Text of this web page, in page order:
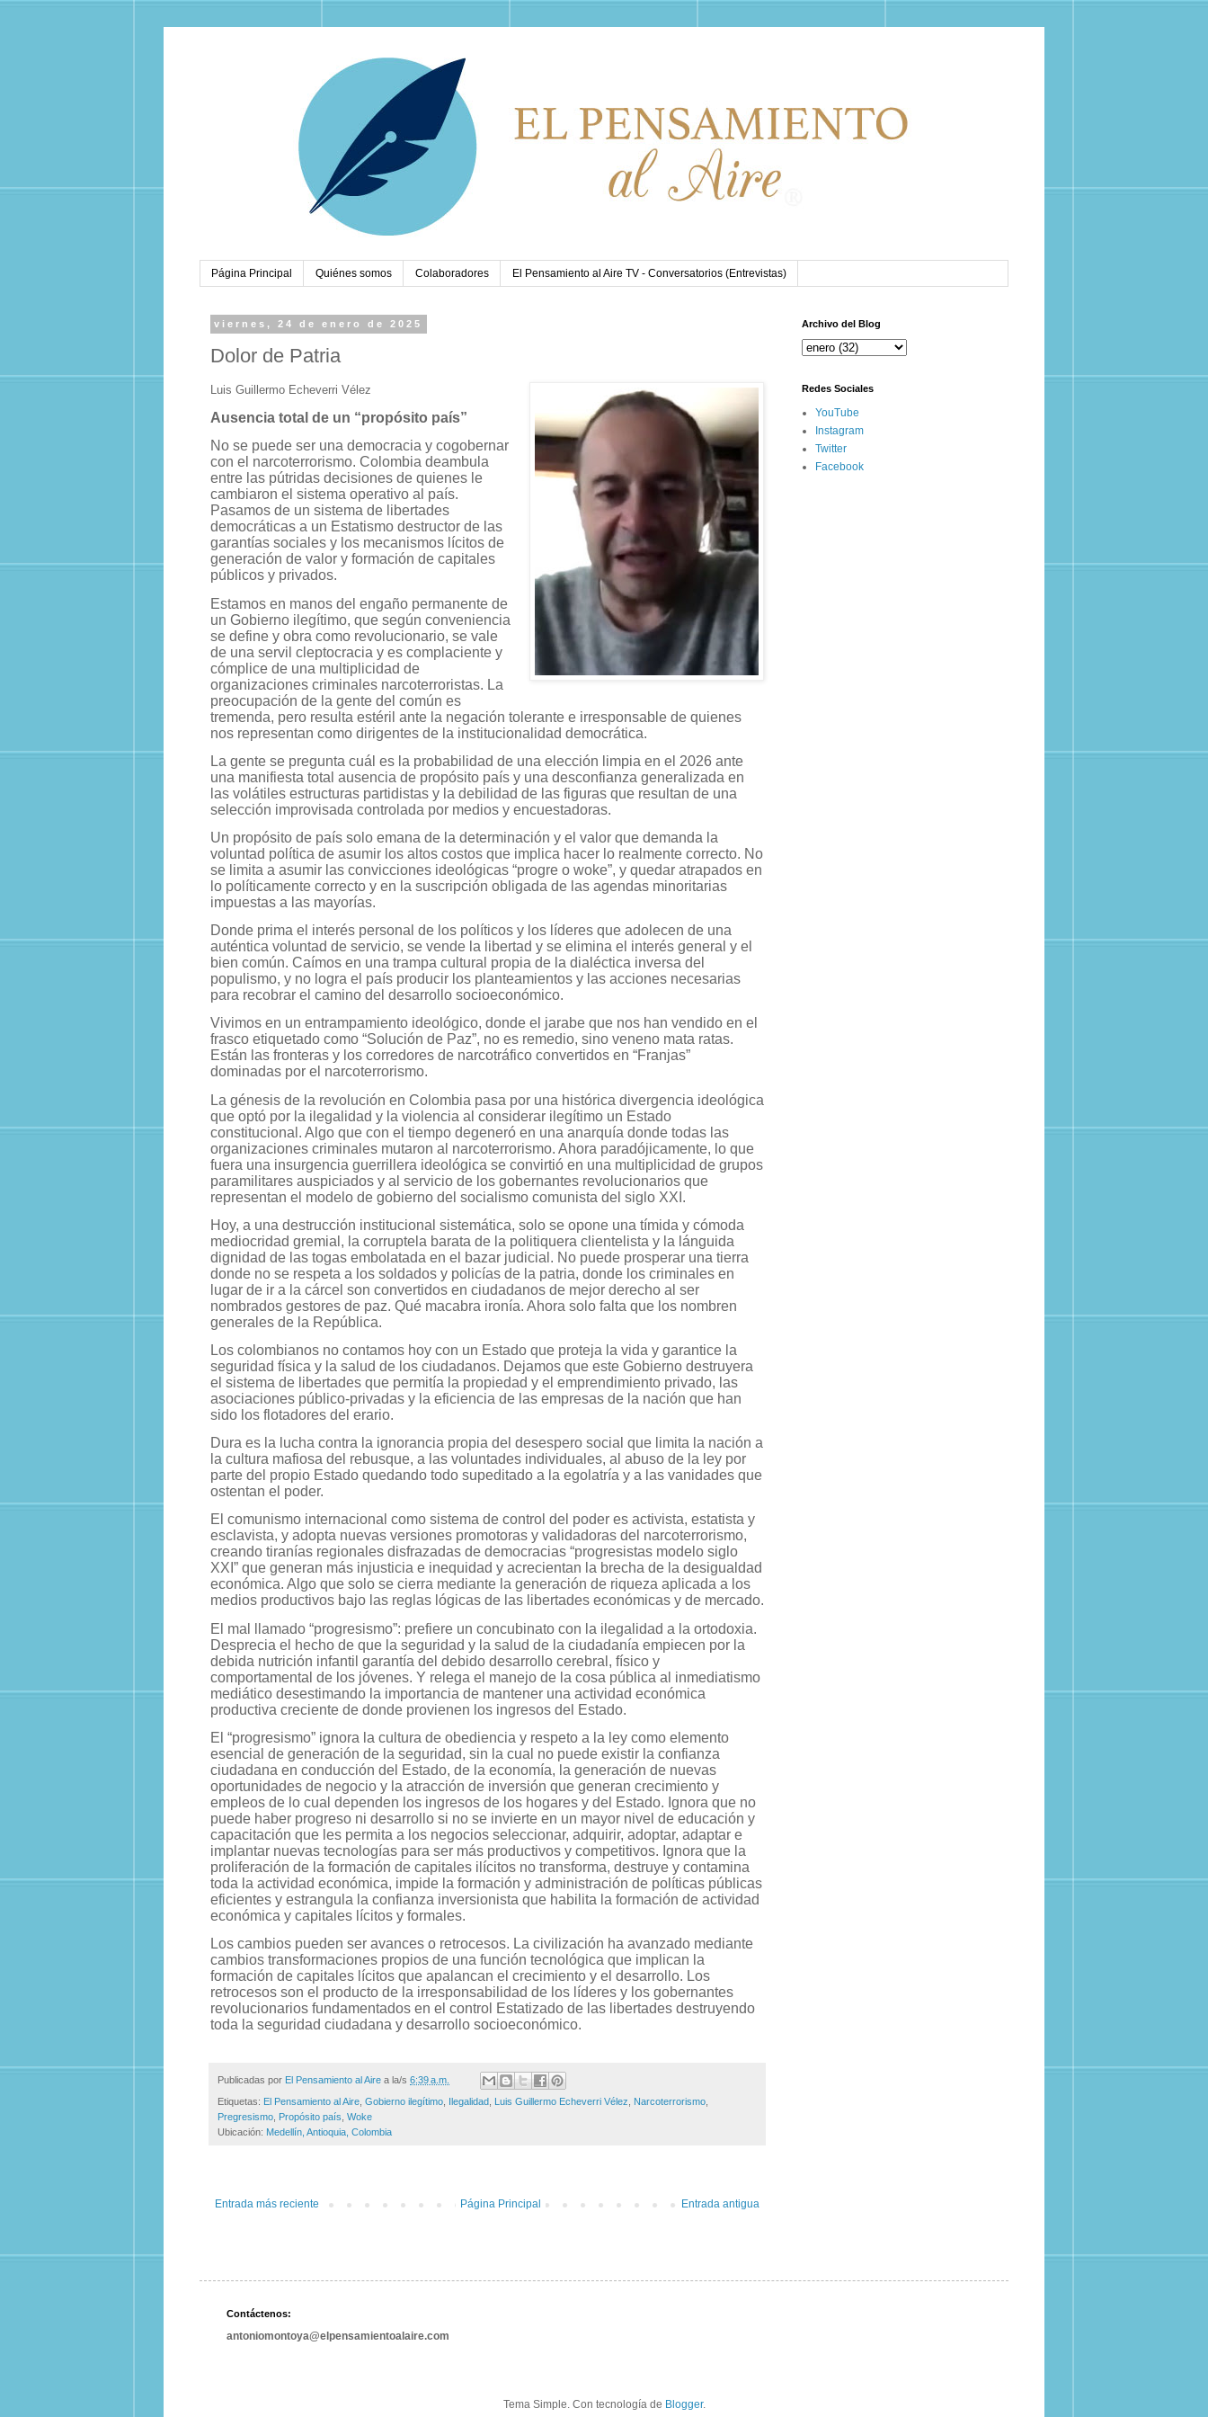
Página Principal Quiénes somos Colaboradores El Pensamiento al Aire TV - Conversatorios (Entrevistas)
viernes, 24 de enero de 2025
Dolor de Patria
Luis Guillermo Echeverri Vélez
Ausencia total de un “propósito país”
No se puede ser una democracia y cogobernar
con el narcoterrorismo. Colombia deambula
entre las pútridas decisiones de quienes le
cambiaron el sistema operativo al país.
Pasamos de un sistema de libertades
democráticas a un Estatismo destructor de las
garantías sociales y los mecanismos lícitos de
generación de valor y formación de capitales
públicos y privados.
Estamos en manos del engaño permanente de
un Gobierno ilegítimo, que según conveniencia
se define y obra como revolucionario, se vale
de una servil cleptocracia y es complaciente y
cómplice de una multiplicidad de
organizaciones criminales narcoterroristas. La
preocupación de la gente del común es
tremenda, pero resulta estéril ante la negación tolerante e irresponsable de quienes
nos representan como dirigentes de la institucionalidad democrática.
La gente se pregunta cuál es la probabilidad de una elección limpia en el 2026 ante
una manifiesta total ausencia de propósito país y una desconfianza generalizada en
las volátiles estructuras partidistas y la debilidad de las figuras que resultan de una
selección improvisada controlada por medios y encuestadoras.
Un propósito de país solo emana de la determinación y el valor que demanda la
voluntad política de asumir los altos costos que implica hacer lo realmente correcto. No
se limita a asumir las convicciones ideológicas “progre o woke”, y quedar atrapados en
lo políticamente correcto y en la suscripción obligada de las agendas minoritarias
impuestas a las mayorías.
Donde prima el interés personal de los políticos y los líderes que adolecen de una
auténtica voluntad de servicio, se vende la libertad y se elimina el interés general y el
bien común. Caímos en una trampa cultural propia de la dialéctica inversa del
populismo, y no logra el país producir los planteamientos y las acciones necesarias
para recobrar el camino del desarrollo socioeconómico.
Vivimos en un entrampamiento ideológico, donde el jarabe que nos han vendido en el
frasco etiquetado como “Solución de Paz”, no es remedio, sino veneno mata ratas.
Están las fronteras y los corredores de narcotráfico convertidos en “Franjas”
dominadas por el narcoterrorismo.
La génesis de la revolución en Colombia pasa por una histórica divergencia ideológica
que optó por la ilegalidad y la violencia al considerar ilegítimo un Estado
constitucional. Algo que con el tiempo degeneró en una anarquía donde todas las
organizaciones criminales mutaron al narcoterrorismo. Ahora paradójicamente, lo que
fuera una insurgencia guerrillera ideológica se convirtió en una multiplicidad de grupos
paramilitares auspiciados y al servicio de los gobernantes revolucionarios que
representan el modelo de gobierno del socialismo comunista del siglo XXI.
Hoy, a una destrucción institucional sistemática, solo se opone una tímida y cómoda
mediocridad gremial, la corruptela barata de la politiquera clientelista y la lánguida
dignidad de las togas embolatada en el bazar judicial. No puede prosperar una tierra
donde no se respeta a los soldados y policías de la patria, donde los criminales en
lugar de ir a la cárcel son convertidos en ciudadanos de mejor derecho al ser
nombrados gestores de paz. Qué macabra ironía. Ahora solo falta que los nombren
generales de la República.
Los colombianos no contamos hoy con un Estado que proteja la vida y garantice la
seguridad física y la salud de los ciudadanos. Dejamos que este Gobierno destruyera
el sistema de libertades que permitía la propiedad y el emprendimiento privado, las
asociaciones público-privadas y la eficiencia de las empresas de la nación que han
sido los flotadores del erario.
Dura es la lucha contra la ignorancia propia del desespero social que limita la nación a
la cultura mafiosa del rebusque, a las voluntades individuales, al abuso de la ley por
parte del propio Estado quedando todo supeditado a la egolatría y a las vanidades que
ostentan el poder.
El comunismo internacional como sistema de control del poder es activista, estatista y
esclavista, y adopta nuevas versiones promotoras y validadoras del narcoterrorismo,
creando tiranías regionales disfrazadas de democracias “progresistas modelo siglo
XXI” que generan más injusticia e inequidad y acrecientan la brecha de la desigualdad
económica. Algo que solo se cierra mediante la generación de riqueza aplicada a los
medios productivos bajo las reglas lógicas de las libertades económicas y de mercado.
El mal llamado “progresismo”: prefiere un concubinato con la ilegalidad a la ortodoxia.
Desprecia el hecho de que la seguridad y la salud de la ciudadanía empiecen por la
debida nutrición infantil garantía del debido desarrollo cerebral, físico y
comportamental de los jóvenes. Y relega el manejo de la cosa pública al inmediatismo
mediático desestimando la importancia de mantener una actividad económica
productiva creciente de donde provienen los ingresos del Estado.
El “progresismo” ignora la cultura de obediencia y respeto a la ley como elemento
esencial de generación de la seguridad, sin la cual no puede existir la confianza
ciudadana en conducción del Estado, de la economía, la generación de nuevas
oportunidades de negocio y la atracción de inversión que generan crecimiento y
empleos de lo cual dependen los ingresos de los hogares y del Estado. Ignora que no
puede haber progreso ni desarrollo si no se invierte en un mayor nivel de educación y
capacitación que les permita a los negocios seleccionar, adquirir, adoptar, adaptar e
implantar nuevas tecnologías para ser más productivos y competitivos. Ignora que la
proliferación de la formación de capitales ilícitos no transforma, destruye y contamina
toda la actividad económica, impide la formación y administración de políticas públicas
eficientes y estrangula la confianza inversionista que habilita la formación de actividad
económica y capitales lícitos y formales.
Los cambios pueden ser avances o retrocesos. La civilización ha avanzado mediante
cambios transformaciones propios de una función tecnológica que implican la
formación de capitales lícitos que apalancan el crecimiento y el desarrollo. Los
retrocesos son el producto de la irresponsabilidad de los líderes y los gobernantes
revolucionarios fundamentados en el control Estatizado de las libertades destruyendo
toda la seguridad ciudadana y desarrollo socioeconómico.
Publicadas por El Pensamiento al Aire a la/s 6:39 a.m.
Etiquetas: El Pensamiento al Aire, Gobierno ilegítimo, Ilegalidad, Luis Guillermo Echeverri Vélez, Narcoterrorismo,
Pregresismo, Propósito país, Woke
Ubicación: Medellín, Antioquia, Colombia
Entrada más reciente Entrada antigua
Página Principal
Archivo del Blog
Redes Sociales
YouTube
Instagram
Twitter
Facebook
Contáctenos:
antoniomontoya@elpensamientoalaire.com
Tema Simple. Con tecnología de Blogger.